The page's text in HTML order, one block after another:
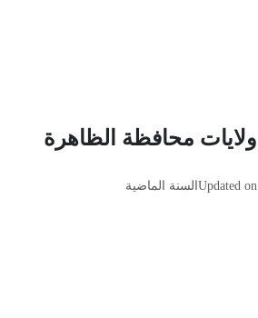
ولايات محافظة الظاهرة
Updated on السنة الماضية